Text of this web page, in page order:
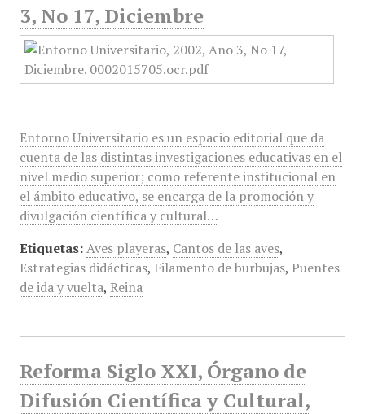
3, No 17, Diciembre
Entorno Universitario es un espacio editorial que da
cuenta de las distintas investigaciones educativas en el
nivel medio superior; como referente institucional en
el ámbito educativo, se encarga de la promoción y
divulgación científica y cultural…
Etiquetas: Aves playeras, Cantos de las aves,
Estrategias didácticas, Filamento de burbujas, Puentes
de ida y vuelta, Reina
Reforma Siglo XXI, Órgano de
Difusión Científica y Cultural,